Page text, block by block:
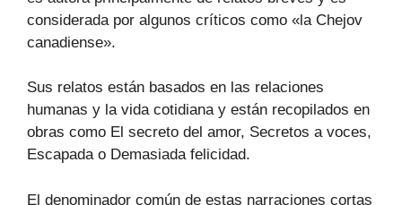
considerada por algunos críticos como «la Chejov
canadiense».
Sus relatos están basados en las relaciones
humanas y la vida cotidiana y están recopilados en
obras como El secreto del amor, Secretos a voces,
Escapada o Demasiada felicidad.
El denominador común de estas narraciones cortas